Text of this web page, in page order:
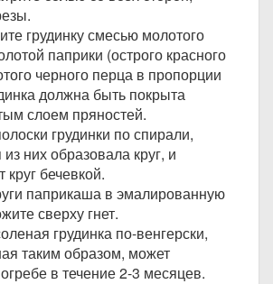
грудинку смесью молотого
паприки (острого красного
черного перца в пропорции
должна быть покрыта
слоем пряностей.
грудинки по спирали,
них образовала круг, и
круг бечевкой.
паприкаша в эмалированную
сверху гнет.
грудинка по-венгерски,
таким образом, может
в течение 2-3 месяцев.